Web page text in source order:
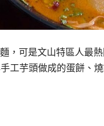
，可是文山特區人最
工芋頭做成的蛋餅、